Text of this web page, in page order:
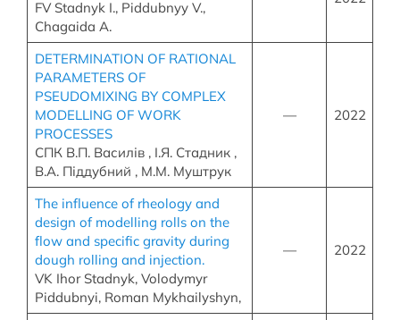
FV Stadnyk I., Piddubnyy V.,
Chagaida A.
DETERMINATION OF RATIONAL
PARAMETERS OF
PSEUDOMIXING BY COMPLEX
MODELLING OF WORK
PROCESSES
СПК В.П. Василів , І.Я. Стадник ,
В.А. Піддубний , М.М. Муштрук
— 2022
The influence of rheology and
design of modelling rolls on the
flow and specific gravity during
dough rolling and injection.
VK Ihor Stadnyk, Volodymyr
Piddubnyi, Roman Mykhailyshyn,
— 2022